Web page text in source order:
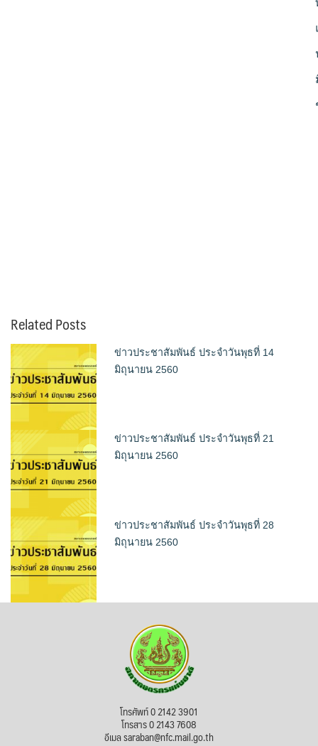
Related Posts
ข่าวประชาสัมพันธ์ ประจำวันพุธที่ 14
มิถุนายน 2560
ข่าวประชาสัมพันธ์ ประจำวันพุธที่ 21
มิถุนายน 2560
ข่าวประชาสัมพันธ์ ประจำวันพุธที่ 28
มิถุนายน 2560
โทรศัพท์ 0 2142 3901
โทรสาร 0 2143 7608
อีเมล saraban@nfc.mail.go.th